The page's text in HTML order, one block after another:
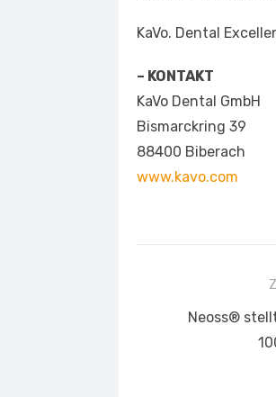
KaVo. Dental
– KONTAKT
KaVo Dental GmbH
Bismarckring 39
88400 Biberach
www.kavo.com
Vorheriger
Neoss®